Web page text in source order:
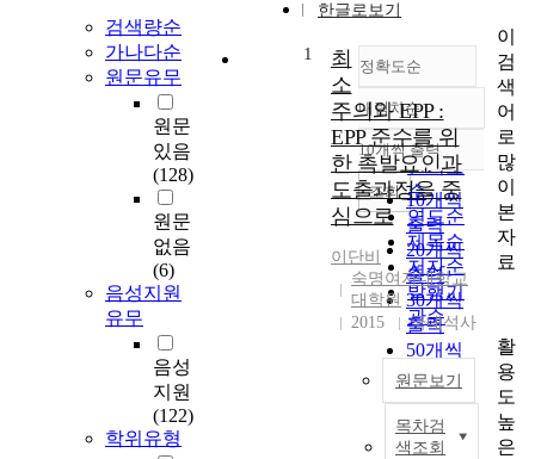
검색량순
가나다순
원문유무
원문
있음
(128)
원문
없음
(6)
음성지원
유무
음성
지원
(122)
학위유형
한글로보기
정확도순
정확도
순
인기도
순
연도순
제목순
저자순
발행기
관순
내림차순
내림차순
10개씩 출력
10개씩
출력
20개씩
출력
30개씩
출력
50개씩
출력
100개씩
출력
조회
1
최
소
주의와 EPP :
EPP 준수를 위
한 촉발요인과
도출과정을 중
심으로
이단비
숙명여자대학교
대학원
2015
국내석사
원문보기
목차검
색조회
이
검
색
어
로
많
이
본
자
료
활
용
도
높
은